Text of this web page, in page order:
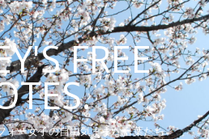
FREE
ォー女子の自由気ままな言葉たち